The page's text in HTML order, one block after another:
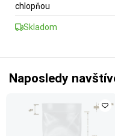
chlopňou
Skladom
Naposledy